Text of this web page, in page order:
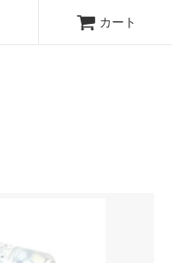
スメのオンライン通販ショッ
カート